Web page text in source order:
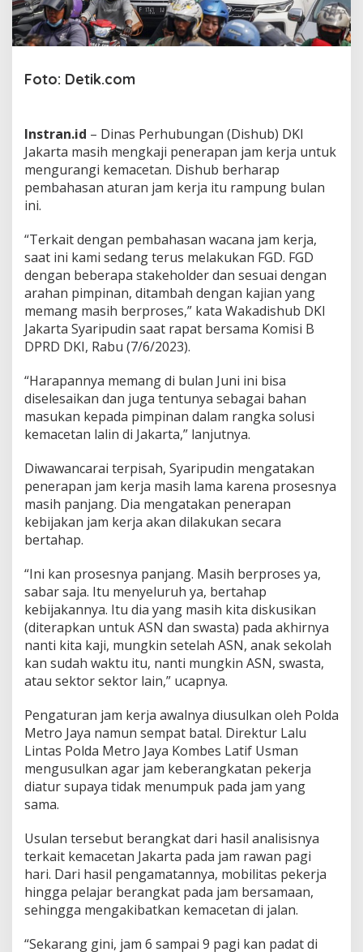
a
h
a
s
n
r
a
n
a
a
s
u
k
K
a
n
t
o
R
a
m
p
g
B
u
l
n
i
Foto: Detik.com
Instran.id – Dinas Perhubungan (Dishub) DKI
Jakarta masih mengkaji penerapan jam kerja untuk
mengurangi kemacetan. Dishub berharap
pembahasan aturan jam kerja itu rampung bulan
ini.
“Terkait dengan pembahasan wacana jam kerja,
saat ini kami sedang terus melakukan FGD. FGD
dengan beberapa stakeholder dan sesuai dengan
arahan pimpinan, ditambah dengan kajian yang
memang masih berproses,” kata Wakadishub DKI
Jakarta Syaripudin saat rapat bersama Komisi B
DPRD DKI, Rabu (7/6/2023).
“Harapannya memang di bulan Juni ini bisa
diselesaikan dan juga tentunya sebagai bahan
masukan kepada pimpinan dalam rangka solusi
kemacetan lalin di Jakarta,” lanjutnya.
Diwawancarai terpisah, Syaripudin mengatakan
penerapan jam kerja masih lama karena prosesnya
masih panjang. Dia mengatakan penerapan
kebijakan jam kerja akan dilakukan secara
bertahap.
“Ini kan prosesnya panjang. Masih berproses ya,
sabar saja. Itu menyeluruh ya, bertahap
kebijakannya. Itu dia yang masih kita diskusikan
(diterapkan untuk ASN dan swasta) pada akhirnya
nanti kita kaji, mungkin setelah ASN, anak sekolah
kan sudah waktu itu, nanti mungkin ASN, swasta,
atau sektor sektor lain,” ucapnya.
Pengaturan jam kerja awalnya diusulkan oleh Polda
Metro Jaya namun sempat batal. Direktur Lalu
Lintas Polda Metro Jaya Kombes Latif Usman
mengusulkan agar jam keberangkatan pekerja
diatur supaya tidak menumpuk pada jam yang
sama.
Usulan tersebut berangkat dari hasil analisisnya
terkait kemacetan Jakarta pada jam rawan pagi
hari. Dari hasil pengamatannya, mobilitas pekerja
hingga pelajar berangkat pada jam bersamaan,
sehingga mengakibatkan kemacetan di jalan.
“Sekarang gini, jam 6 sampai 9 pagi kan padat di